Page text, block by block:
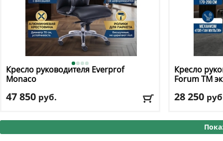
Кресло руководителя Everprof
Monaco
47 850 руб.
Регулировка по высоте: есть
Кресло
Forum TM
28 250
Механизм
Регулировка